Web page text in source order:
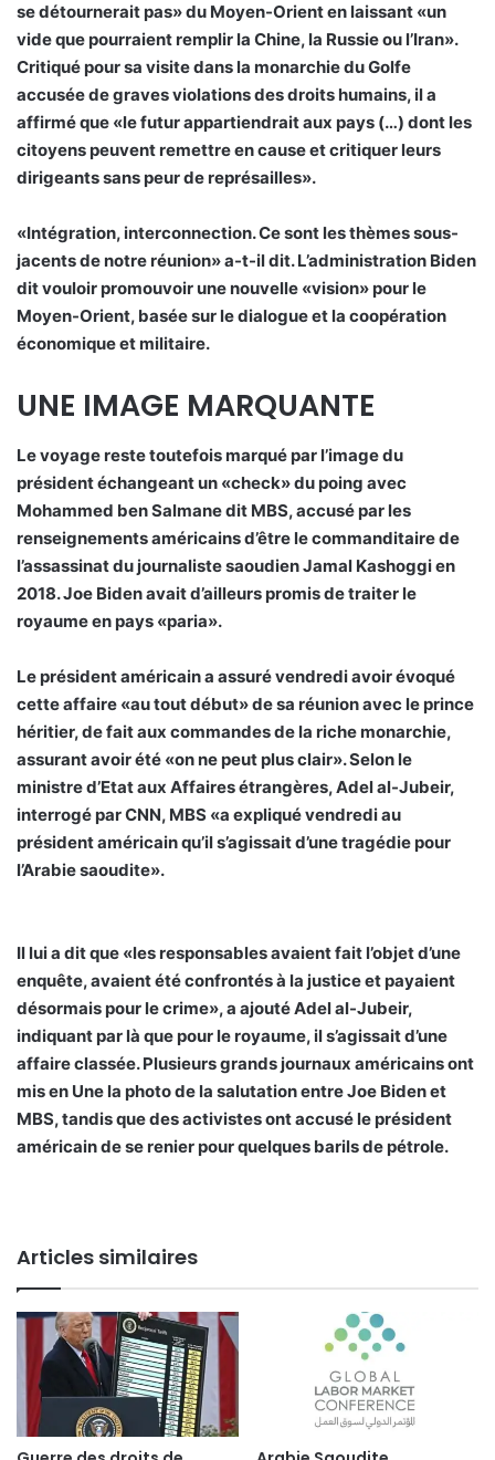
se détournerait pas» du Moyen-Orient en laissant «un
vide que pourraient remplir la Chine, la Russie ou l’Iran».
Critiqué pour sa visite dans la monarchie du Golfe
accusée de graves violations des droits humains, il a
affirmé que «le futur appartiendrait aux pays (…) dont les
citoyens peuvent remettre en cause et critiquer leurs
dirigeants sans peur de représailles».
«Intégration, interconnection. Ce sont les thèmes sous-
jacents de notre réunion» a-t-il dit. L’administration Biden
dit vouloir promouvoir une nouvelle «vision» pour le
Moyen-Orient, basée sur le dialogue et la coopération
économique et militaire.
UNE IMAGE MARQUANTE
Le voyage reste toutefois marqué par l’image du
président échangeant un «check» du poing avec
Mohammed ben Salmane dit MBS, accusé par les
renseignements américains d’être le commanditaire de
l’assassinat du journaliste saoudien Jamal Kashoggi en
2018. Joe Biden avait d’ailleurs promis de traiter le
royaume en pays «paria».
Le président américain a assuré vendredi avoir évoqué
cette affaire «au tout début» de sa réunion avec le prince
héritier, de fait aux commandes de la riche monarchie,
assurant avoir été «on ne peut plus clair». Selon le
ministre d’Etat aux Affaires étrangères, Adel al-Jubeir,
interrogé par CNN, MBS «a expliqué vendredi au
président américain qu’il s’agissait d’une tragédie pour
l’Arabie saoudite».
Il lui a dit que «les responsables avaient fait l’objet d’une
enquête, avaient été confrontés à la justice et payaient
désormais pour le crime», a ajouté Adel al-Jubeir,
indiquant par là que pour le royaume, il s’agissait d’une
affaire classée. Plusieurs grands journaux américains ont
mis en Une la photo de la salutation entre Joe Biden et
MBS, tandis que des activistes ont accusé le président
américain de se renier pour quelques barils de pétrole.
Articles similaires